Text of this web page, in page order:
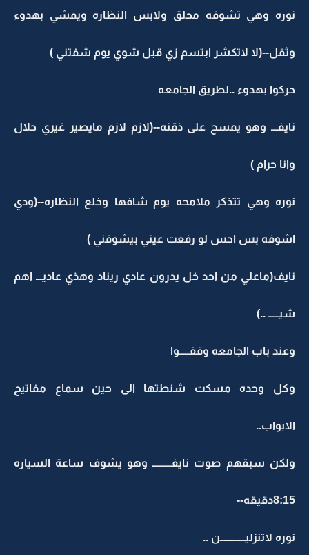
نوره وهي تشوفه محلق ولابس النظاره ويمشي بهدوء
وثقل--(لا لاتكشر ابتسم زي قبل شوي يوم شفتني )
حركوا بهدوء ..لطريق الجامعه
نايفـــ وهو يمسح على ذقنه--(لازم لازم مايصير غيري حلال
وانا حرام )
نوره وهي تتذكر ملامحه يوم شافها وخلع النظاره--(ودي
اشوفه بس احس لو رفعت عيني بيشوفني )
نايف(ماعلي من احد خل يدرون عادي ريناد وهذي عاديـــ اهم
شيـــــ ..)
وعند باب الجامعه وقفـــــوا
وكل وحده مسكت شنطتها الى حين سماع مفاتيح
الابواب..
ولكن سبقهم صوت نايفـــــــــ وهو يشوف ساعة السياره
8:15دقيقه--
نوره لاتنزليــــــــــــن ..